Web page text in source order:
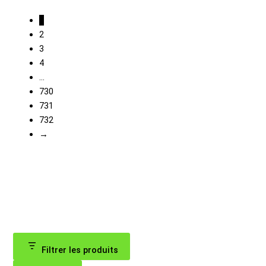
Filtrer les produits
2
3
4
…
730
731
732
→